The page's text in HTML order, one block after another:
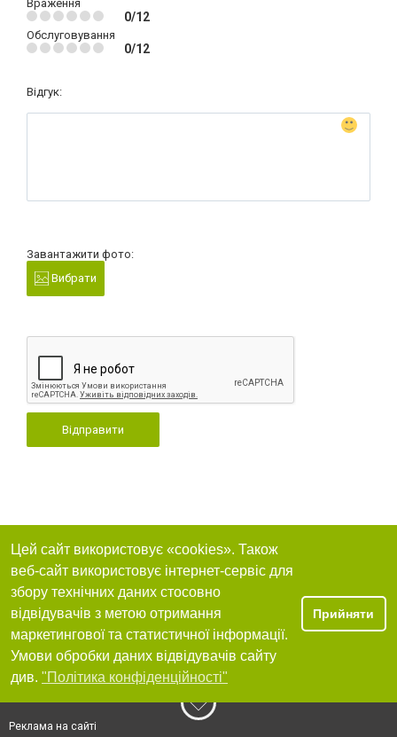
Враження
0/12
Обслуговування
0/12
Відгук:
Завантажити фото:
Вибрати
Відправити
Цей сайт використовує «cookies». Також
веб-сайт використовує інтернет-сервіс для
збору технічних даних стосовно
відвідувачів з метою отримання
маркетингової та статистичної інформації.
Умови обробки даних відвідувачів сайту
див. "Політика конфіденційності"
Прийняти
Реклама на сайті